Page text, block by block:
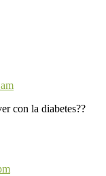
con la diabetes??